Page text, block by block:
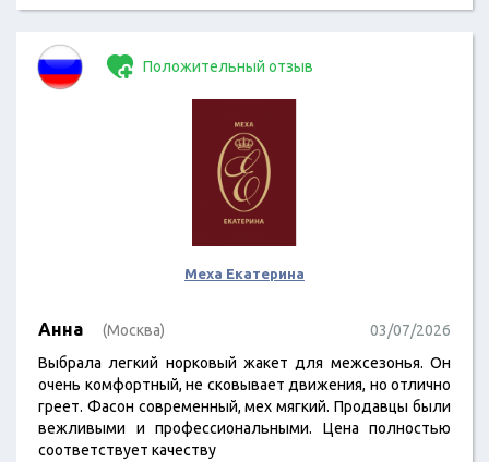
Положительный отзыв
Меха Екатерина
Анна (Москва)
03/07/2026
Выбрала легкий норковый жакет для межсезонья. Он
очень комфортный, не сковывает движения, но отлично
греет. Фасон современный, мех мягкий. Продавцы были
вежливыми и профессиональными. Цена полностью
соответствует качеству